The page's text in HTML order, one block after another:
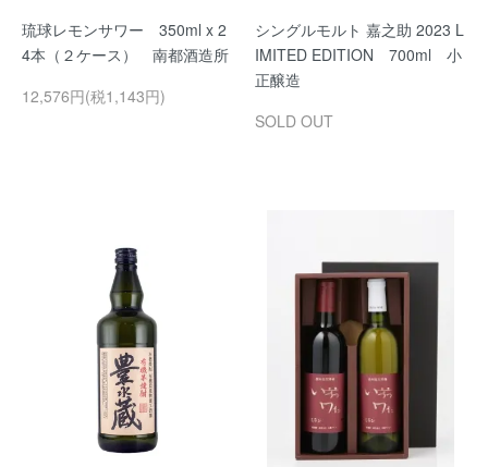
琉球レモンサワー 350ml x 2
4本（２ケース） 南都酒造所
12,576円(税1,143円)
シングルモルト 嘉之助 2023 L
IMITED EDITION 700ml 小
正醸造
SOLD OUT